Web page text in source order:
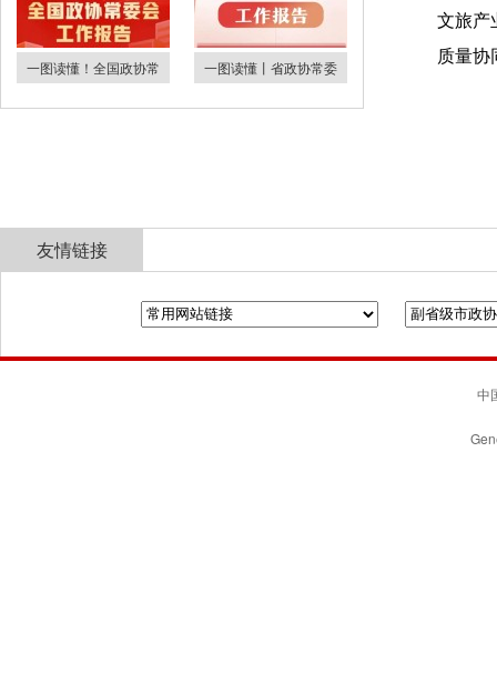
一图读懂！全国政协常 一图读懂丨省政协常委
文旅产
质量协
友情链接
中